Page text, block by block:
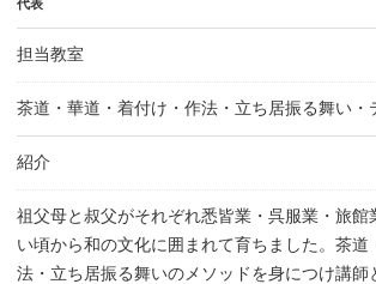
代表
担当教室
茶道・華道・着付け・作法・立ち居振る舞い・
紹介
祖父母と叔父がそれぞれ悉皆業・呉服業・旅館
い頃から和の文化に囲まれて育ちました。茶道
法・立ち居振る舞いのメソッドを身につけ講師